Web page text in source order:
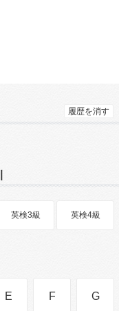
履歴を消す
英検3級 英検4級
E F G